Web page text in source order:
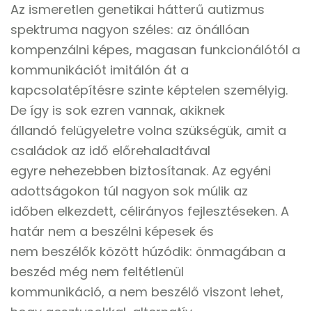
Az ismeretlen genetikai hátterű autizmus
spektruma nagyon széles: az önállóan
kompenzálni képes, magasan funkcionálótól a
kommunikációt imitálón át a
kapcsolatépítésre szinte képtelen személyig.
De így is sok ezren vannak, akiknek
állandó felügyeletre volna szükségük, amit a
családok az idő előrehaladtával
egyre nehezebben biztosítanak. Az egyéni
adottságokon túl nagyon sok múlik az
időben elkezdett, célirányos fejlesztéseken. A
határ nem a beszélni képesek és
nem beszélők között húzódik: önmagában a
beszéd még nem feltétlenül
kommunikáció, a nem beszélő viszont lehet,